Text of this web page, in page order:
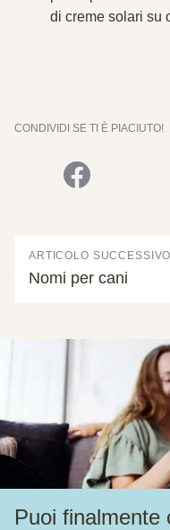
di creme solari su
CONDIVIDI SE TI È PIACIUTO!
ARTICOLO SUCCESSIVO
Nomi per cani
Puoi finalmente